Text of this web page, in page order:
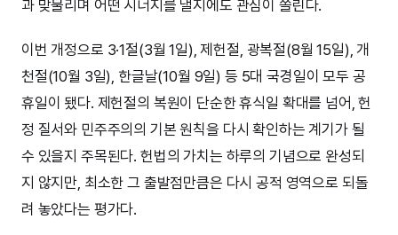
과 맞물리며 어떤 시너지를 낼지에도 관심이 쏠린다.
이번 개정으로 3·1절(3월 1일), 제헌절, 광복절(8월 15일), 개
천절(10월 3일), 한글날(10월 9일) 등 5대 국경일이 모두 공
휴일이 됐다. 제헌절의 복원이 단순한 휴식일 확대를 넘어, 헌
정 질서와 민주주의의 기본 원칙을 다시 확인하는 계기가 될
수 있을지 주목된다. 헌법의 가치는 하루의 기념으로 완성되
지 않지만, 최소한 그 출발점만큼은 다시 공적 영역으로 되돌
려 놓았다는 평가다.